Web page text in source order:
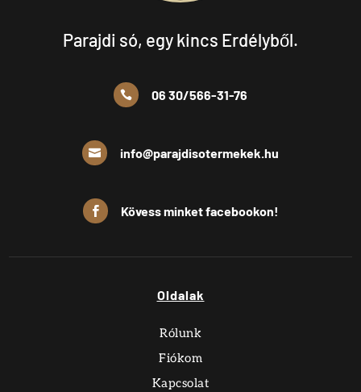
Parajdi só, egy kincs Erdélyből.
 06 30/566-31-76
 info@parajdisotermekek.hu
 Kövess minket facebookon!
Oldalak
Rólunk
Fiókom
Kapcsolat